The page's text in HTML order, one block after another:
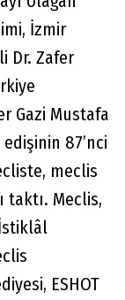
İzmir
Dr. Zafer
Gazi Mustafa
87’nci
meclis
taktı. Meclis,
ESHOT